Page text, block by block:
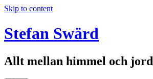
Skip to content
Stefan Swärd
Allt mellan himmel och jord